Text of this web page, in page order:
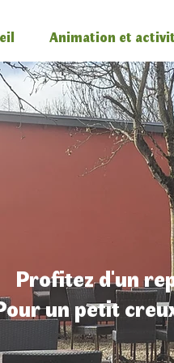
Animation et
Profitez d'un
un petit